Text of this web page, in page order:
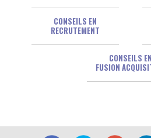
CONSEILS EN
RECRUTEMENT
CONSEILS EN
FUSION